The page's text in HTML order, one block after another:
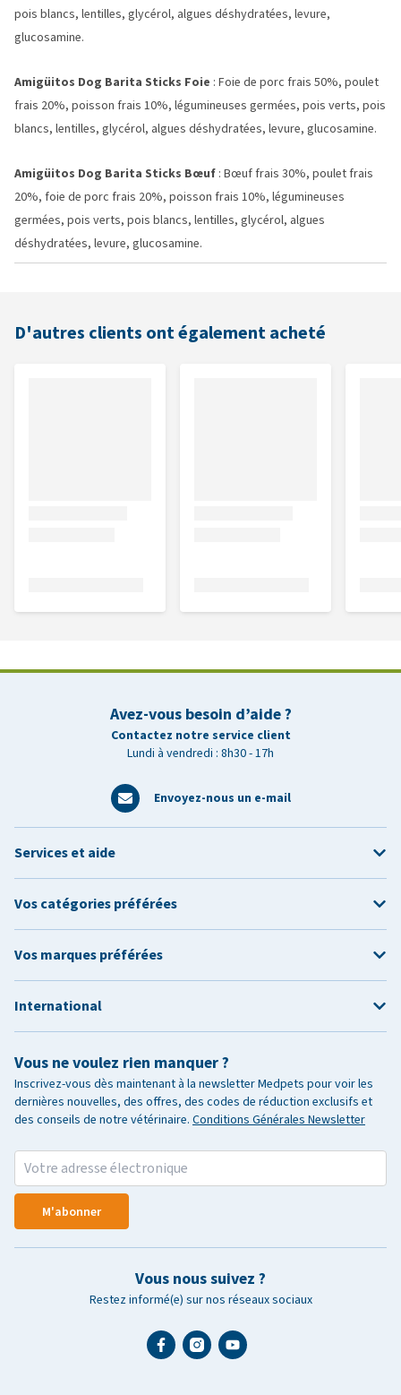
pois blancs, lentilles, glycérol, algues déshydratées, levure,
glucosamine.
Amigüitos Dog Barita Sticks Foie : Foie de porc frais 50%, poulet
frais 20%, poisson frais 10%, légumineuses germées, pois verts, pois
blancs, lentilles, glycérol, algues déshydratées, levure, glucosamine.
Amigüitos Dog Barita Sticks Bœuf : Bœuf frais 30%, poulet frais
20%, foie de porc frais 20%, poisson frais 10%, légumineuses
germées, pois verts, pois blancs, lentilles, glycérol, algues
déshydratées, levure, glucosamine.
D'autres clients ont également acheté
Avez-vous besoin d’aide ?
Contactez notre service client
Lundi à vendredi : 8h30 - 17h
Envoyez-nous un e-mail
Vous ne voulez rien manquer ?
Inscrivez-vous dès maintenant à la newsletter Medpets pour voir les
dernières nouvelles, des offres, des codes de réduction exclusifs et
des conseils de notre vétérinaire. Conditions Générales Newsletter
M'abonner
Vous nous suivez ?
Restez informé(e) sur nos réseaux sociaux
Services et aide
Vos catégories préférées
Vos marques préférées
International